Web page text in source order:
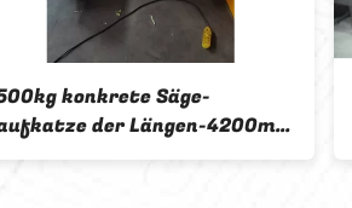
konkrete Säge-
der Längen-4200mm